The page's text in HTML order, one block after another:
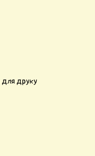
для друку